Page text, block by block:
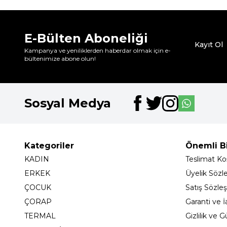
E-Bülten Aboneliği
Kampanya ve yeniliklerden haberdar olmak için e-
bültenimize abone olun!
Kayıt Ol
Sosyal Medya
Kategoriler
KADIN
ERKEK
ÇOCUK
ÇORAP
TERMAL
Önemli
Teslimat
Üyelik
Satış
Garanti ve
Gizlilik ve